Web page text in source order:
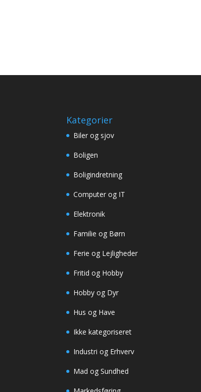
Kategorier
Biler og sjov
Boligen
Boligindretning
Computer og IT
Elektronik
Familie og Børn
Ferie og Lejligheder
Fritid og Hobby
Hobby og Dyr
Hus og Have
Ikke kategoriseret
Industri og Erhverv
Mad og Sundhed